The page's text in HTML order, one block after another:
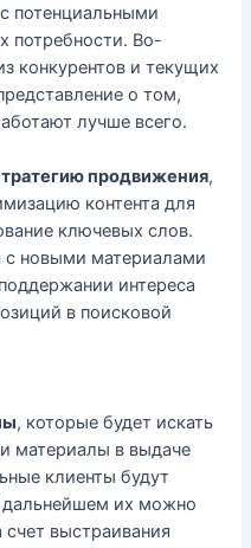
потенциальными
потребности. Во-
конкурентов и текущих
о том,
лучше всего.
продвижения,
контента для
ключевых слов.
с новыми материалами
интереса
в поисковой
, которые будет искать
материалы в выдаче
клиенты будут
дальнейшем их можно
счет выстраивания